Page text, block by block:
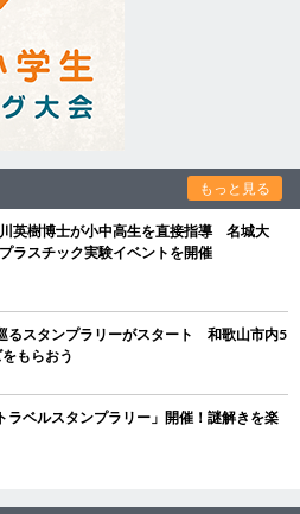
もっと見る
英樹博士が小中高生を直接指導 名城大
ラスチック実験イベントを開催
るスタンプラリーがスタート 和歌山市内5
もらおう
ラベルスタンプラリー」開催！謎解きを楽